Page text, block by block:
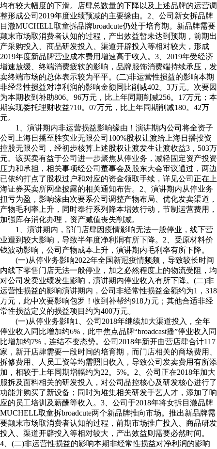
均有较大幅度的下滑。店肆总数量的下降以及上述品牌的运营调
整形成公司2019年度业绩预减的主要缘由。2、公司新女拆品牌
目澈MUCHELL取童拆品牌broadcute仍处于培育期。新品牌需要
颠末市场取消费者认知的过程，产出效益暂未达到预期，前期出
产采购投入、商品研发投入、渠道开辟投入等相对较大，形成
2019年度新品牌营业成本费用增速高于收入。3、2019年受经济
增速放缓、终端消费疲软的影响，品牌服饰消费端持续承压，发
卖终端市场的总体表示较为平平。(二)非运营性损益的影响本期
非经常性损益对净利润的影响金额同比削减402。3万元。次要因
为本期收到补助806。96万元，比上年同期削减256。17万元；本
期实现委托理财收益710。07万元，比上年同期削减180。42万
元。
1、演讲期内非运营损益影响缘由！演讲期内公司将全资子
公司上海日播至胜实业无限公司100%股权让渡给上海日播投资
控股无限公司，经初步核算上述股权让渡发生让渡收益3，503万
元。该买卖有益于公司进一步聚焦从停业务，减轻固定资产投资
压力和承担，相关事项经公司董事会及股东大会审议通过，两边
已依约打点了股权过户和对应的资金领取手续，详见公司正在上
海证券买卖所网坐披露的相关通知布告。2、演讲期内从停业务
扭亏为盈，影响缘由次要系公司调整产物布局、优化发卖渠道，
产物毛利率上升，同时奉行系列降本增效行动，节制运营费用，
加强库存消化办理，资产减值丧失削减。
1、演讲期内，部门店肆因疫情影响无法一般停业，线下营
业遭到较大影响，导致半年度净利润有所下降。2、受原材料价
钱波动影响，公司产物成本上升，演讲期内毛利率有所下降。
(一)从停业务影响2022年全国新冠疫情频频，导致较长时间
内线下零售门店无法一般停业，加之必然程度上的物流受阻，均
对公司发卖业绩发生影响，演讲期内停业收入有所下降。(二)非
运营性损益的影响演讲期内，公司非经常性损益金额约为1，318
万元，此中次要影响包罗！收到补帮约918万元；其他合适非经
常性损益定义的损益项目约为400万元。
(一)从停业务影响1、公司2018年继续加大渠道投入，全年
停业收入同比增加约6%，此中焦点品牌“broadcast播”停业收入同
比增加约7%，连结不变态势。公司2018年新开曲营店肆合计117
家，新开店肆需要一段时间的培育期，而门店相关的商场费用、
拆修费用、人员工资等均需照旧收入，导致公司发卖费用有所添
加，相较于上年同期增幅约为22。5%。2、公司正在2018年加大
服拆及面料相关的研发投入，对公司品控核心及研发核心进行了
功能并购买了新设备；同时为堆集相关研发手艺人才，添加了响
应的员工培训及薪酬等收入。3、公司于2018年将女拆目澈品牌
MUCHELL取童拆broadcute两个新品牌推向市场。推出新品牌需
要颠末市场取消费者认知的过程，前期市场推广投入、商品研发
投入、渠道开辟投入等相对较大，产出效益则需要必然时间。
4、(二)非运营性损益的影响本期非经常性损益对净利润的影响